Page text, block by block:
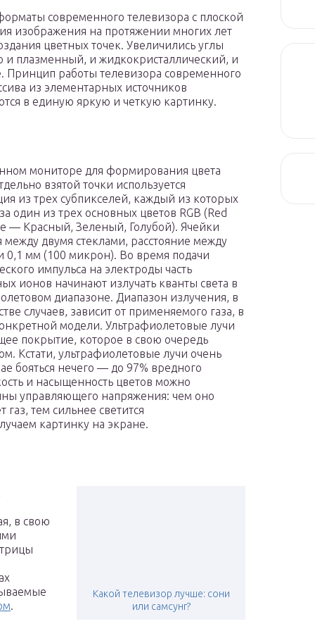
современного телевизора с плоской
изображения на протяжении многих лет
цветных точек. Увеличились углы
и плазменный, и жидкокристаллический, и
работы телевизора современного
из элементарных источников
в единую яркую и четкую картинку.
мониторе для формирования цвета
взятой точки используется
из трех субпикселей, каждый из которых
один из трех основных цветов RGB (Red
— Красный, Зеленый, Голубой). Ячейки
между двумя стеклами, расстояние между
0,1 мм (100 микрон). Во время подачи
импульса на электроды часть
ионов начинают излучать кванты света в
диапазоне. Диапазон излучения, в
случаев, зависит от применяемого газа, в
модели. Ультрафиолетовые лучи
покрытие, которое в свою очередь
Кстати, ультрафиолетовые лучи очень
бояться нечего — до 97% вредного
и насыщенность цветов можно
управляющего напряжения: чем оно
тем сильнее светится
картинку на экране.
Какой телевизор лучше: сони
или самсунг?
в свою
.